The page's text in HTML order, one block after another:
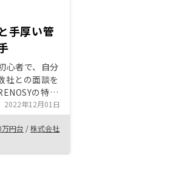
手厚い管
心者で、自分
社との面談を
の特徴
きること、そ
厚いという点
ことを決めま
2022年12月01日
円台 /株式会社